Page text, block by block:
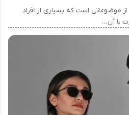
موضوعاتی است که بسیاری از افراد
با آن…